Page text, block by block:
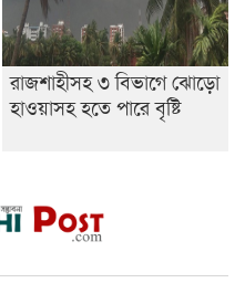
রাজশাহীসহ ৩ বিভাগে ঝোড়ো
হাওয়াসহ হতে পারে বৃষ্টি